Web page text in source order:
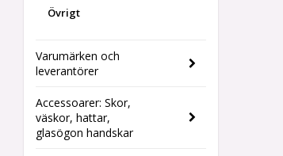
Övrigt
Varumärken och
leverantörer
Accessoarer: Skor,
väskor, hattar,
glasögon handskar